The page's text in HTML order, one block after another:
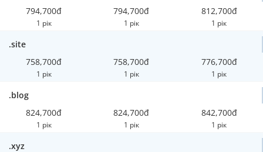
794,700đ
1 рік
794,700đ
1 рік
812,700đ
1 рік
.site
758,700đ
1 рік
758,700đ
1 рік
776,700đ
1 рік
.blog
824,700đ
1 рік
824,700đ
1 рік
842,700đ
1 рік
.xyz